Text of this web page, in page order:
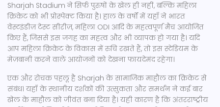
Sharjah Stadium ने सिर्फ पुरुषों के खेल ही नहीं, बल्कि महिला
क्रिकेट को भी प्रोस्पेक्ट किया है। हाल के वर्षों में यहाँ ने भारत
वेस्टइंडीज़ टेस्ट सीरीज़, महिला ODI आदि के महत्वपूर्ण मैच आयोजित
किए हैं, जिससे इस जगह का महत्व और भी व्यापक हो गया है। यदि
आप महिला क्रिकेट के विकास में रुचि रखते हैं, तो इस स्टेडियम के
मेज़बानी करने वाले आयोजनों को देखना फायदेमंद रहेगा।
एक और रोचक पहलू है Sharjah के सामाजिक माहौल का क्रिकेट से
संबंध। यहाँ के स्थानीय दर्शकों की उत्सुकता और समर्थन ने कई बार
खेल के माहौल को जीवंत बना दिया है। यही कारण है कि अंतरराष्ट्रीय